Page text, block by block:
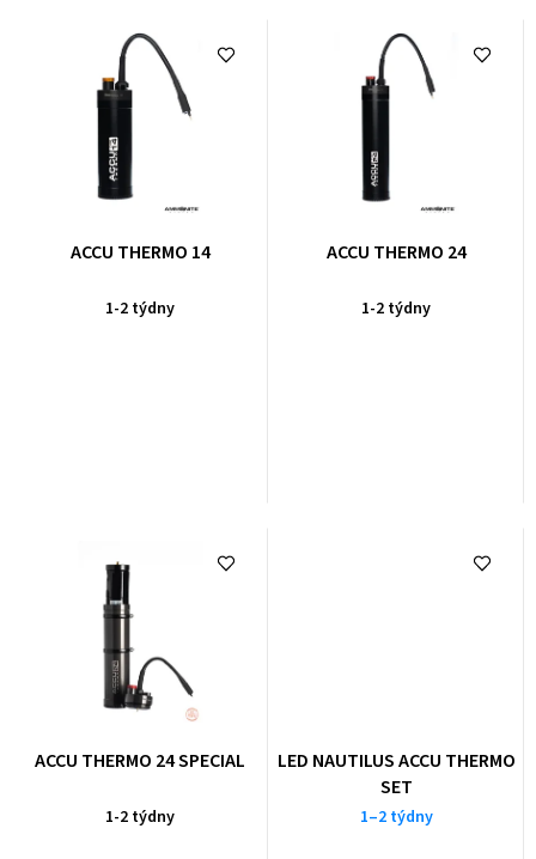
ACCU THERMO 14
1-2 týdny
ACCU THERMO 24
1-2 týdny
ACCU THERMO 24 SPECIAL
1-2 týdny
LED NAUTILUS ACCU THERMO
SET
1–2 týdny